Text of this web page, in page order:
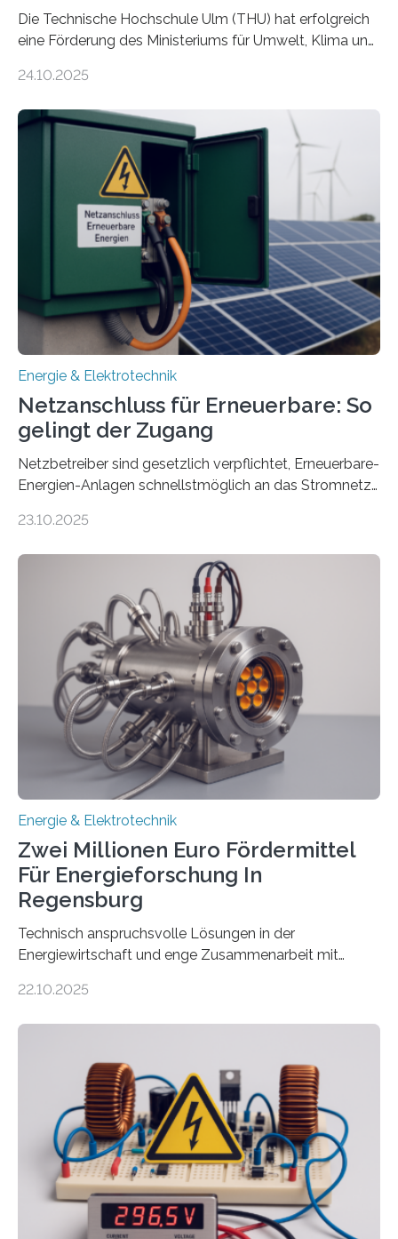
Die Technische Hochschule Ulm (THU) hat erfolgreich
eine Förderung des Ministeriums für Umwelt, Klima und
Forschungsprojekt „LAGER – Langzeitspeicherung in
Quartieren“ eingeworben. Ziel des Projekts ist die
Entwicklung, Erprobung und Demonstration von
Konzepten zur langfristigen Energiespeicherung in
sektorübergreifend vernetzten Energiesystemen. Das
Projekt startete am 15. Oktober 2025, hat eine Laufzeit
von drei Jahren und ein Gesamtvolumen von rund 2,9
Millionen Euro, wovon 2,6 Millionen Euro durch das
Ministerium für Umwelt, Klima und…
24.10.2025
Energie & Elektrotechnik
Netzanschluss für Erneuerbare: So
gelingt der Zugang
Netzbetreiber sind gesetzlich verpflichtet, Erneuerbare-
Energien-Anlagen schnellstmöglich an das Stromnetz
ermöglichen. Doch der dafür nötige Netzausbau hinkt
einem „Anschlussstau“. Die Stiftung
Umweltenergierecht hat den Rechtsrahmen in einem
neuen Bericht für die Praxis eingeordnet – inklusive der
Rolle von flexiblen Netzanschlussvereinbarungen. Der
Netzanschluss von Erneuerbare-Energien-Anlagen
(EE-Anlagen) ist entscheidend für die Energiewende.
Denn ohne Anschluss an das Netz kann kein Strom
eingespeist werden. Nach dem Erneuerbare-Energien-
Gesetz (EEG) sind Netzbetreiber…
23.10.2025
Energie & Elektrotechnik
Zwei Millionen Euro Fördermittel
Für Energieforschung In
Regensburg
Technisch anspruchsvolle Lösungen in der
Energiewirtschaft und enge Zusammenarbeit mit
neuen EU-geförderten Transfer-Projekte zu
Energietechnologien werden vom Europäischen
Sozialfonds Plus (ESF+) gefördert – mit einer
Gesamtsumme von mehr als zwei Millionen Euro.
Damit zählt die Hochschule zu den großen
Gewinnerinnen der aktuellen Förderrunde des
Bayerischen Wissenschaftsministeriums. Im
Mittelpunkt steht der direkte Wissenstransfer: Neue
wissenschaftliche Erkenntnisse sollen rasch in die
22.10.2025